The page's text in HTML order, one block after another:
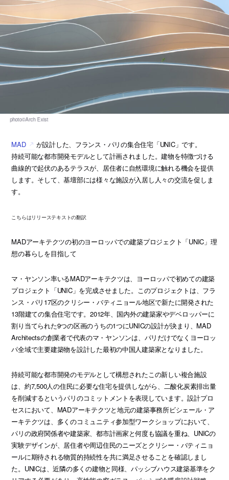
MAD
が設計した、フランス・パリの集合住宅「UNIC」です。
持続可能な都市開発モデルとして計画されました。建物を特徴づける
曲線的で起伏のあるテラスが、居住者に自然環境に触れる機会を提供
します。そして、基壇部には様々な施設が入居し人々の交流を促しま
す。
こちらはリリーステキストの翻訳
MADアーキテクツの初のヨーロッパでの建築プロジェクト「UNIC」理
想の暮らしを目指して
マ・ヤンソン率いるMADアーキテクツは、ヨーロッパで初めての建築
プロジェクト「UNIC」を完成させました。このプロジェクトは、フラ
ンス・パリ17区のクリシー・バティニョール地区で新たに開発された
13階建ての集合住宅です。2012年、国内外の建築家やデベロッパーに
割り当てられた9つの区画のうちの1つにUNICの設計が決まり、MAD
Architectsの創業者で代表のマ・ヤンソンは、パリだけでなくヨーロッ
パ全域で主要建築物を設計した最初の中国人建築家となりました。
持続可能な都市開発のモデルとして構想されたこの新しい複合施設
は、約7,500人の住民に必要な住宅を提供しながら、二酸化炭素排出量
を削減するというパリのコミットメントを表現しています。設計プロ
セスにおいて、MADアーキテクツと地元の建築事務所ビシェール・ア
ーキテクツは、多くのコミュニティ参加型ワークショップにおいて、
パリの政府関係者や建築家、都市計画家と何度も協議を重ね、UNICの
実験デザインが、居住者や周辺住民のニーズとクリシー・バティニョ
ールに期待される物質的持続性を共に満足させることを確認しまし
た。UNICは、近隣の多くの建物と同様、パッシブハウス建築基準をク